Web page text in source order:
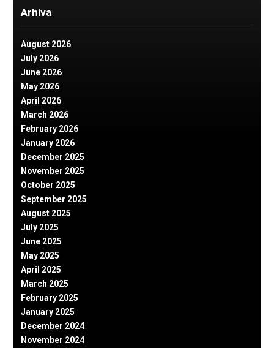
Arhiva
August 2026
July 2026
June 2026
May 2026
April 2026
March 2026
February 2026
January 2026
December 2025
November 2025
October 2025
September 2025
August 2025
July 2025
June 2025
May 2025
April 2025
March 2025
February 2025
January 2025
December 2024
November 2024